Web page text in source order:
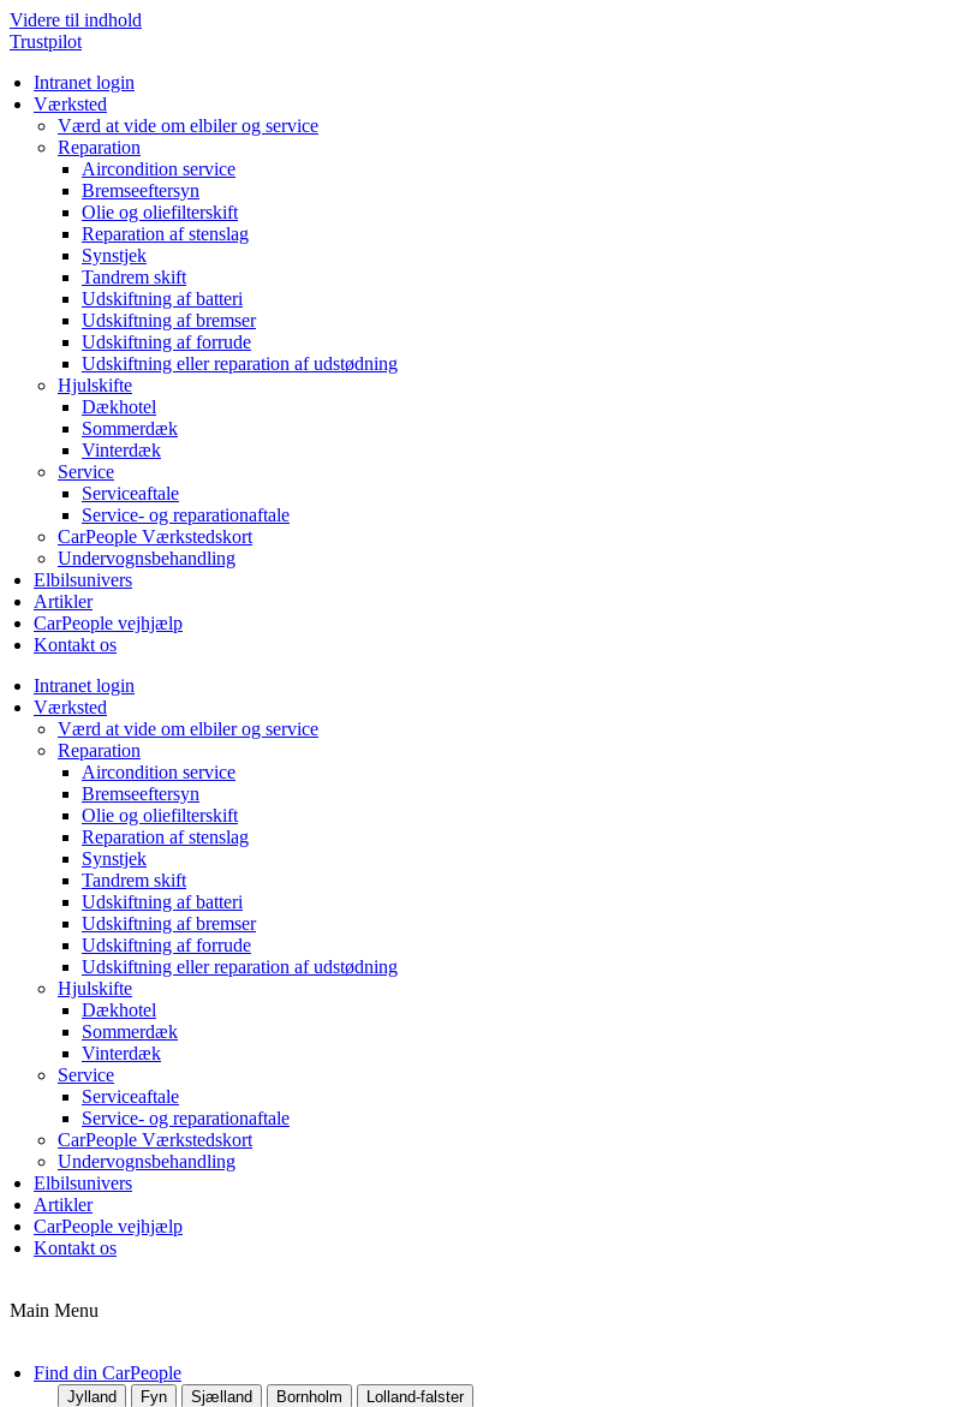
Videre til indhold
Trustpilot
Intranet login
Værksted
Værd at vide om elbiler og service
Reparation
Aircondition service
Bremseeftersyn
Olie og oliefilterskift
Reparation af stenslag
Synstjek
Tandrem skift
Udskiftning af batteri
Udskiftning af bremser
Udskiftning af forrude
Udskiftning eller reparation af udstødning
Hjulskifte
Dækhotel
Sommerdæk
Vinterdæk
Service
Serviceaftale
Service- og reparationaftale
CarPeople Værkstedskort
Undervognsbehandling
Elbilsunivers
Artikler
CarPeople vejhjælp
Kontakt os
Intranet login
Værksted
Værd at vide om elbiler og service
Reparation
Aircondition service
Bremseeftersyn
Olie og oliefilterskift
Reparation af stenslag
Synstjek
Tandrem skift
Udskiftning af batteri
Udskiftning af bremser
Udskiftning af forrude
Udskiftning eller reparation af udstødning
Hjulskifte
Dækhotel
Sommerdæk
Vinterdæk
Service
Serviceaftale
Service- og reparationaftale
CarPeople Værkstedskort
Undervognsbehandling
Elbilsunivers
Artikler
CarPeople vejhjælp
Kontakt os
Main Menu
Find din CarPeople
Jylland Fyn Sjælland Bornholm Lolland-falster